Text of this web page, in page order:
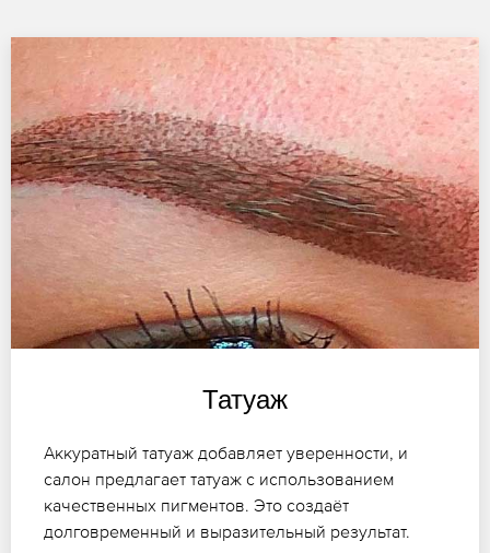
Татуаж
Аккуратный татуаж добавляет уверенности, и
салон предлагает татуаж с использованием
качественных пигментов. Это создаёт
долговременный и выразительный результат.